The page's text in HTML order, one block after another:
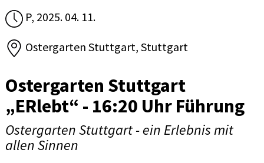
P, 2025. 04. 11.
Ostergarten Stuttgart, Stuttgart
Ostergarten Stuttgart
„ERlebt“ - 16:20 Uhr Führung
Ostergarten Stuttgart - ein Erlebnis mit
allen Sinnen